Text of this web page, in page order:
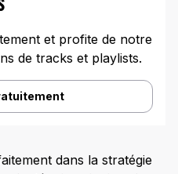
et profite de notre
de tracks et playlists.
dans la stratégie